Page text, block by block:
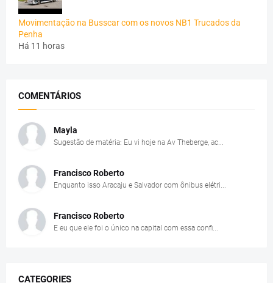
Movimentação na Busscar com os novos NB1 Trucados da
Penha
Há 11 horas
COMENTÁRIOS
Mayla
Sugestão de matéria: Eu vi hoje na Av Theberge, ac...
Francisco Roberto
Enquanto isso Aracaju e Salvador com ônibus elétri...
Francisco Roberto
E eu que ele foi o único na capital com essa confi...
CATEGORIES